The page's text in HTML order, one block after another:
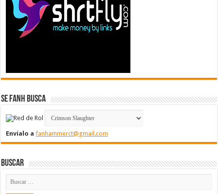
Se FanH Busca
Envíalo afanhammerct@gmail.com
Buscar